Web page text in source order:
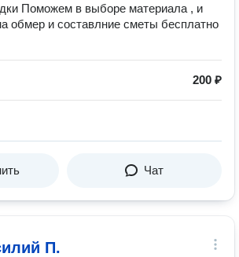
Поможем в выборе материала , и
обмер и составлние сметы бесплатно
200 ₽
Чат
П.